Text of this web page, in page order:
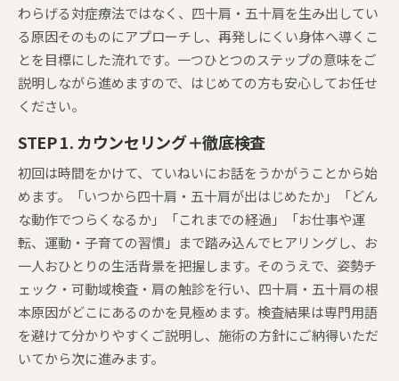
わらげる対症療法ではなく、四十肩・五十肩を生み出してい
る原因そのものにアプローチし、再発しにくい身体へ導くこ
とを目標にした流れです。一つひとつのステップの意味をご
説明しながら進めますので、はじめての方も安心してお任せ
ください。
STEP 1. カウンセリング＋徹底検査
初回は時間をかけて、ていねいにお話をうかがうことから始
めます。「いつから四十肩・五十肩が出はじめたか」「どん
な動作でつらくなるか」「これまでの経過」「お仕事や運
転、運動・子育ての習慣」まで踏み込んでヒアリングし、お
一人おひとりの生活背景を把握します。そのうえで、姿勢チ
ェック・可動域検査・肩の触診を行い、四十肩・五十肩の根
本原因がどこにあるのかを見極めます。検査結果は専門用語
を避けて分かりやすくご説明し、施術の方針にご納得いただ
いてから次に進みます。